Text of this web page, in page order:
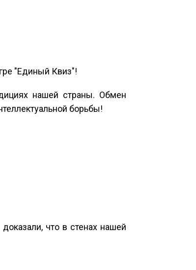
"Единый Квиз"!
нашей страны. Обмен
борьбы!
что в стенах нашей